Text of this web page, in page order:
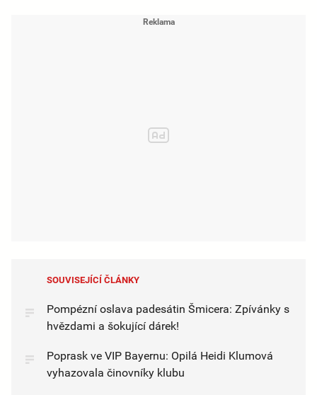
SOUVISEJÍCÍ ČLÁNKY
Pompézní oslava padesátin Šmicera: Zpívánky s
hvězdami a šokující dárek!
Poprask ve VIP Bayernu: Opilá Heidi Klumová
vyhazovala činovníky klubu